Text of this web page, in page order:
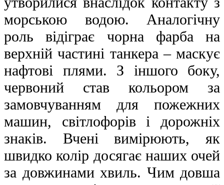
морською водою. Аналогічну
роль відіграє чорна фарба на
верхній частині танкера – маскує
нафтові плями. З іншого боку,
червоний став кольором за
замовчуванням для пожежних
машин, світлофорів і дорожніх
знаків. Вчені вимірюють, як
швидко колір досягає наших очей
за довжинами хвиль. Чим довша